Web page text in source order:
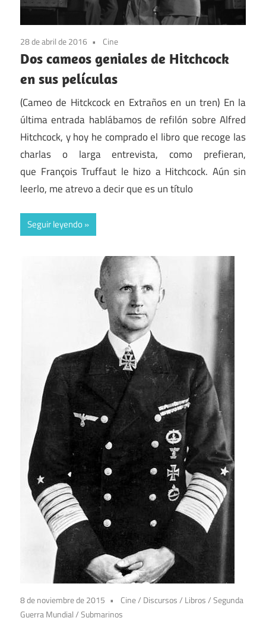
28 de abril de 2016 Cine
Dos cameos geniales de Hitchcock
en sus películas
(Cameo de Hitckcock en Extraños en un tren) En la
última entrada hablábamos de refilón sobre Alfred
Hitchcock, y hoy he comprado el libro que recoge las
charlas o larga entrevista, como prefieran,
que François Truffaut le hizo a Hitchcock. Aún sin
leerlo, me atrevo a decir que es un título
Seguir leyendo
8 de noviembre de 2015 Cine/ Discursos/ Libros/Segunda
Guerra Mundial/Submarinos